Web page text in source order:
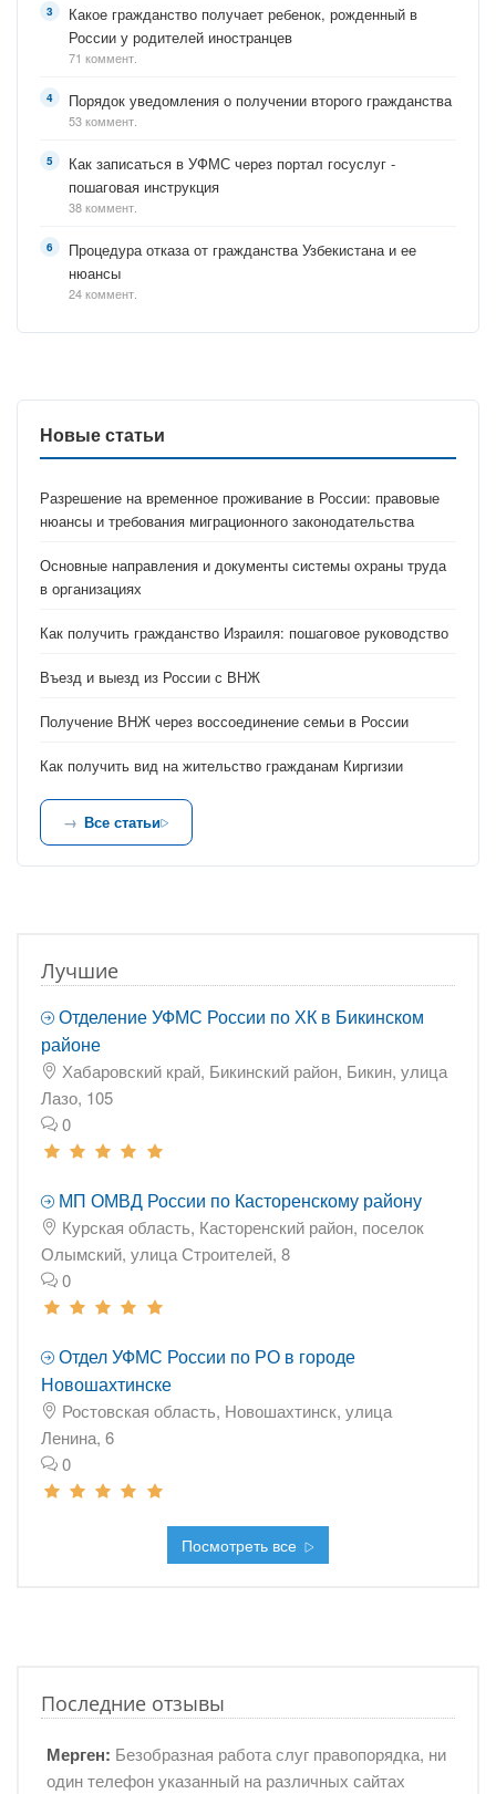
Какое гражданство получает ребенок, рожденный в
России у родителей иностранцев
71 коммент.
Порядок уведомления о получении второго гражданства
53 коммент.
Как записаться в УФМС через портал госуслуг -
пошаговая инструкция
38 коммент.
Процедура отказа от гражданства Узбекистана и ее
нюансы
24 коммент.
Новые статьи
Разрешение на временное проживание в России: правовые
нюансы и требования миграционного законодательства
Основные направления и документы системы охраны труда
в организациях
Как получить гражданство Израиля: пошаговое руководство
Въезд и выезд из России с ВНЖ
Получение ВНЖ через воссоединение семьи в России
Как получить вид на жительство гражданам Киргизии
Все статьи
Лучшие
Отделение УФМС России по ХК в Бикинском
районе
Хабаровский край, Бикинский район, Бикин, улица
Лазо, 105
0
МП ОМВД России по Касторенскому району
Курская область, Касторенский район, поселок
Олымский, улица Строителей, 8
0
Отдел УФМС России по РО в городе
Новошахтинске
Ростовская область, Новошахтинск, улица
Ленина, 6
0
Посмотреть все
Последние отзывы
Мерген: Безобразная работа слуг правопорядка, ни
один телефон указанный на различных сайтах